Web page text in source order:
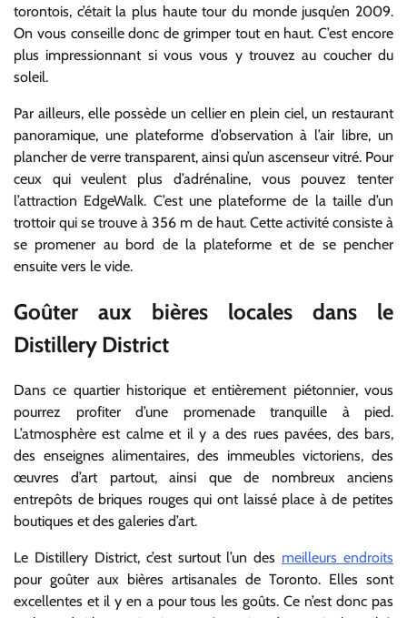
torontois, c’était la plus haute tour du monde jusqu’en 2009.
On vous conseille donc de grimper tout en haut. C’est encore
plus impressionnant si vous vous y trouvez au coucher du
soleil.
Par ailleurs, elle possède un cellier en plein ciel, un restaurant
panoramique, une plateforme d’observation à l’air libre, un
plancher de verre transparent, ainsi qu’un ascenseur vitré. Pour
ceux qui veulent plus d’adrénaline, vous pouvez tenter
l’attraction EdgeWalk. C’est une plateforme de la taille d’un
trottoir qui se trouve à 356 m de haut. Cette activité consiste à
se promener au bord de la plateforme et de se pencher
ensuite vers le vide.
Goûter aux bières locales dans le
Distillery District
Dans ce quartier historique et entièrement piétonnier, vous
pourrez profiter d’une promenade tranquille à pied.
L’atmosphère est calme et il y a des rues pavées, des bars,
des enseignes alimentaires, des immeubles victoriens, des
œuvres d’art partout, ainsi que de nombreux anciens
entrepôts de briques rouges qui ont laissé place à de petites
boutiques et des galeries d’art.
Le Distillery District, c’est surtout l’un des meilleurs endroits
pour goûter aux bières artisanales de Toronto. Elles sont
excellentes et il y en a pour tous les goûts. Ce n’est donc pas